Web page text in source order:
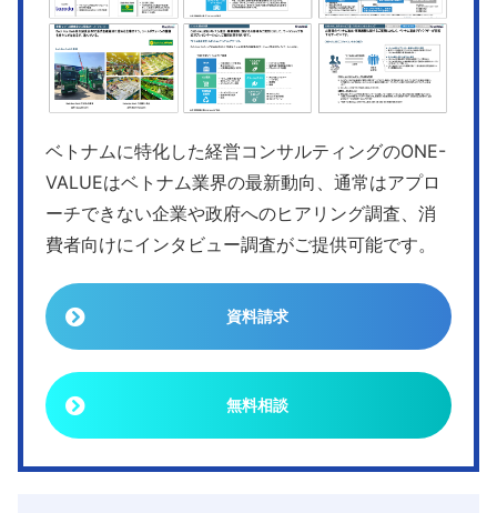
ベトナムに特化した経営コンサルティングのONE-
VALUEはベトナム業界の最新動向、通常はアプロ
ーチできない企業や政府へのヒアリング調査、消
費者向けにインタビュー調査がご提供可能です。
資料請求
無料相談